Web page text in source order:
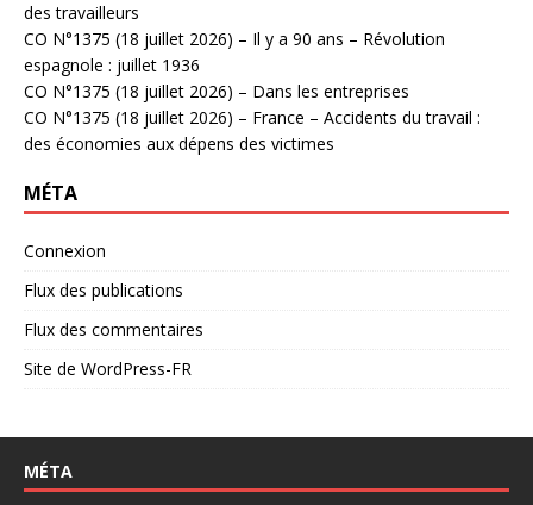
des travailleurs
CO N°1375 (18 juillet 2026) – Il y a 90 ans – Révolution
espagnole : juillet 1936
CO N°1375 (18 juillet 2026) – Dans les entreprises
CO N°1375 (18 juillet 2026) – France – Accidents du travail :
des économies aux dépens des victimes
MÉTA
Connexion
Flux des publications
Flux des commentaires
Site de WordPress-FR
MÉTA